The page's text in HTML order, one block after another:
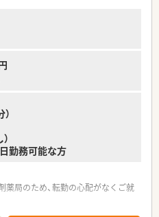
方、あるいは経験を活かして働きた
長く安定して働きたい方
勤務可能な方
薬局のため、転勤の心配がなくご就